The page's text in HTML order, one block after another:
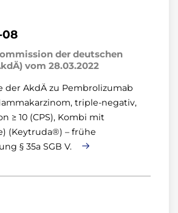
08
der deutschen
vom 28.03.2022
der AkdÄ zu Pembrolizumab
triple-negativ,
≥ 10 (CPS), Kombi mit
(Keytruda®) – frühe
§ 35a SGB V.